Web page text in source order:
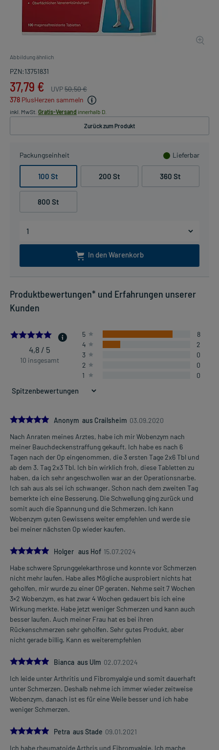
Abbildung ähnlich
PZN:13751831
37,79 € UVP50,50 €
378 PlusHerzen sammeln
inkl. MwSt. Gratis-Versand innerhalb D.
Zurück zum Produkt
Packungseinheit Lieferbar
100 St 200 St 360 St
800 St
In den Warenkorb
Produktbewertungen* und Erfahrungen unserer
Kunden
4.8
4,8 / 5
10 insgesamt
5
8
4
2
3
0
2
0
1
0
5.0Anonym aus Crailsheim 03.09.2020
Nach Anraten meines Arztes, habe ich mir Wobenzym nach
meiner Bauchdeckenstraffung gekauft. Ich habe es nach 6
Tagen nach der Op eingenommen, die 3 ersten Tage 2x6 Tbl und
ab dem 3. Tag 2x3 Tbl. Ich bin wirklich froh, diese Tabletten zu
haben, da ich sehr angeschwollen war an der Operationsnarbe.
Ich sah aus als sei ich schwanger. Schon nach dem zweiten Tag
bemerkte ich eine Besserung. Die Schwellung ging zurück und
somit auch die Spannung und die Schmerzen. Ich kann
Wobenzym guten Gewissens weiter empfehlen und werde sie
bei meiner nächsten Op wieder kaufen.
5.0
Holger aus Hof 15.07.2024
Habe schwere Sprunggelekarthrose und konnte vor Schmerzen
nicht mehr laufen. Habe alles Mögliche ausprobiert nichts hat
geholfen, mir wurde zu einer OP geraten. Nehme seit 7 Wochen
3×2 Wobenzym, es hat zwar 4 Wochen gedauert bis ich eine
Wirkung merkte. Habe jetzt weniger Schmerzen und kann auch
besser laufen. Auch meiner Frau hat es bei ihren
Rückenschmerzen sehr geholfen. Sehr gutes Produkt, aber
nicht gerade billig. Kann es weiterempfehlen
5.0
Bianca aus Ulm 02.07.2024
Ich leide unter Arthritis und Fibromyalgie und somit dauerhaft
unter Schmerzen. Deshalb nehme ich immer wieder zeitweise
Wobenzym, danach ist es für eine Weile besser und ich habe
weniger Schmerzen.
5.0
Petra aus Stade 09.01.2021
Ich habe rheumatoide Arthris und Fibromyalgie. Ich mache